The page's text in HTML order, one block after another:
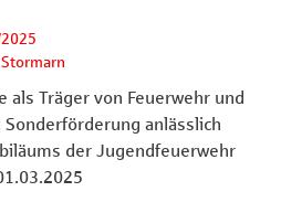
als Träger von Feuerwehr und
anlässlich
der Jugendfeuerwehr